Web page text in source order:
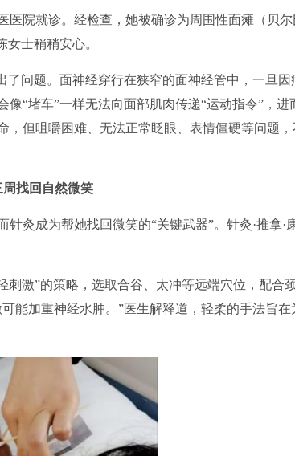
医院就诊。经检查，她被确诊为周围性面瘫（贝
士稍稍安心。
问题。面神经穿行在狭窄的面神经管中，一旦因
“堵车”一样无法向面部肌肉传递“运动指令”，进
，但咀嚼困难、无法正常眨眼、表情僵硬等问题
找回自然微笑
成为帮她找回微笑的“关键武器”。针灸·推拿·
激”的策略，选取合谷、太冲等远端穴位，配合
能加重神经水肿。”医生解释道，轻柔的手法旨在